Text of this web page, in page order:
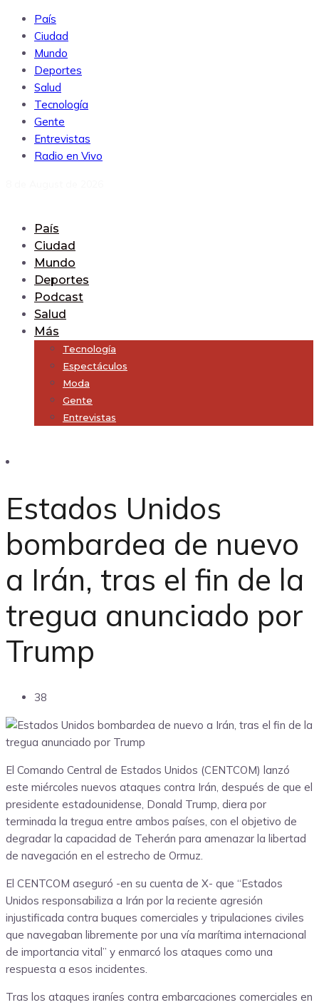
País
Ciudad
Mundo
Deportes
Salud
Tecnología
Gente
Entrevistas
Radio en Vivo
País
Ciudad
Mundo
Deportes
Podcast
Salud
Más
Tecnología
Espectáculos
Moda
Gente
Entrevistas
Estados Unidos
bombardea de nuevo
a Irán, tras el fin de la
tregua anunciado por
Trump
38
El Comando Central de Estados Unidos (CENTCOM) lanzó
este miércoles nuevos ataques contra Irán, después de que el
presidente estadounidense, Donald Trump, diera por
terminada la tregua entre ambos países, con el objetivo de
degradar la capacidad de Teherán para amenazar la libertad
de navegación en el estrecho de Ormuz.
El CENTCOM aseguró -en su cuenta de X- que “Estados
Unidos responsabiliza a Irán por la reciente agresión
injustificada contra buques comerciales y tripulaciones civiles
que navegaban libremente por una vía marítima internacional
de importancia vital” y enmarcó los ataques como una
respuesta a esos incidentes.
Tras los ataques iraníes contra embarcaciones comerciales en